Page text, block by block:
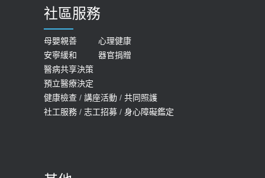
2026-05-21
女性必看國健署公費懶人包！這幾項檢
查完全免費 沒做虧大了
2026-05-14
膝蓋退化有9大部位 骨科醫坦言：不
一定得換人工關節
2019-10-08
20歲迪士尼男星因癲癇猝逝 老人小
孩最好發、醫師點出8大前兆
2019-07-09
社區服務
母嬰親善
心理健康
安寧緩和
器官捐贈
醫病共享決策
預立醫療決定
健康檢查 / 講座活動 / 共同照護
社工服務 / 志工招募 / 身心障礙鑑定